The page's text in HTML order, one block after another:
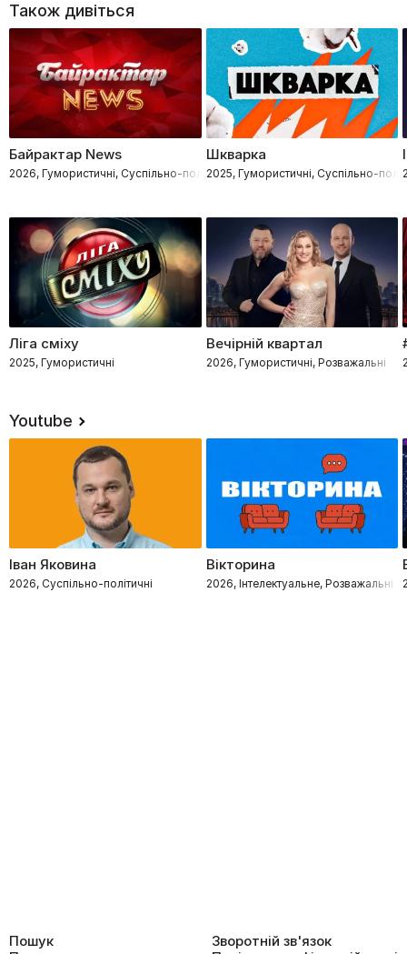
Також дивіться
Байрактар News
2026, Гумористичні, Суспільно-політичні
Шкварка
2025, Гумористичні, Суспільно-
Ліга сміху
2025, Гумористичні
Вечірній квартал
2026, Гумористичні, Розважальні
Youtube
Іван Яковина
2026, Суспільно-політичні
Вікторина
2026, Інтелектуальне, Розважальні
Пошук
Зворотній зв'язок